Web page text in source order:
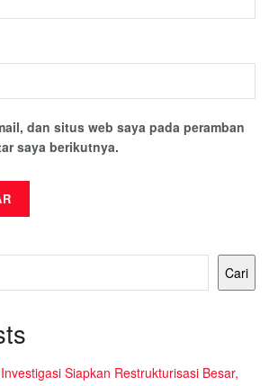
dan situs web saya pada peramban
saya berikutnya.
Cari
Siapkan Restrukturisasi Besar,